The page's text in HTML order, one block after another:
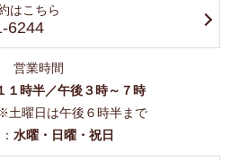
はこちら
6244
営業時間
１時半／午後３時～７時
土曜日は午後６時半まで
水曜・日曜・祝日